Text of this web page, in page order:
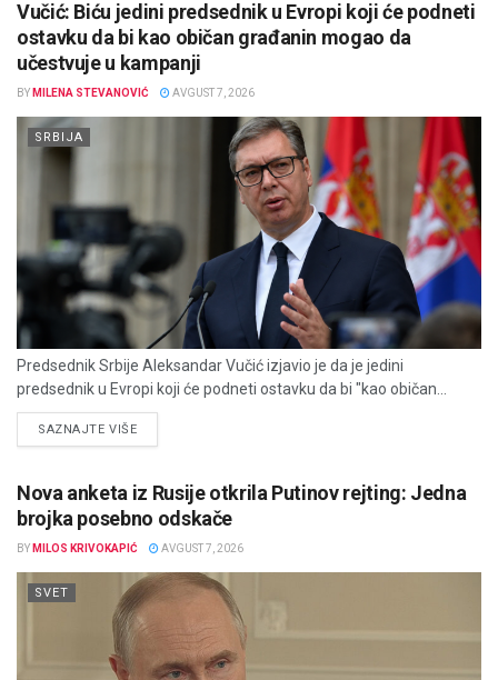
Vučić: Biću jedini predsednik u Evropi koji će podneti
ostavku da bi kao običan građanin mogao da
učestvuje u kampanji
BY MILENA STEVANOVIĆ AVGUST 7, 2026
SRBIJA
Predsednik Srbije Aleksandar Vučić izjavio je da je jedini
predsednik u Evropi koji će podneti ostavku da bi "kao običan...
SAZNAJTE VIŠEDETAILS
Nova anketa iz Rusije otkrila Putinov rejting: Jedna
brojka posebno odskače
BY MILOS KRIVOKAPIĆ AVGUST 7, 2026
SVET